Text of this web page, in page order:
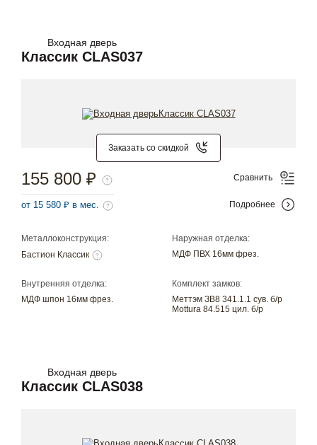
Входная дверь
Классик CLAS037
Заказать со скидкой
Металлоконструкция:
Бастион Классик
Наружная отделка:
МДФ ПВХ 16мм фрез.
Внутренняя отделка:
МДФ шпон 16мм фрез.
Комплект замков:
Меттэм ЗВ8 341.1.1 сув. б/р
Mottura 84.515 цил. б/р
155 800 ₽
от 15 580 ₽ в мес.
Сравнить
Подробнее
Входная дверь
Классик CLAS038